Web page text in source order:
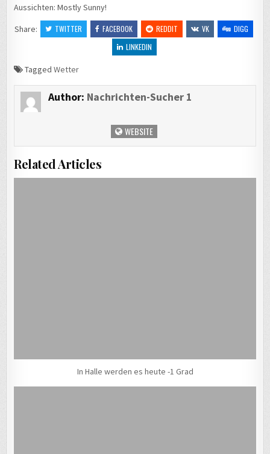
Aussichten: Mostly Sunny!
Share:
TWITTER FACEBOOK REDDIT VK
DIGG
LINKEDIN
TaggedWetter
Author: Nachrichten-Sucher 1
WEBSITE
Related Articles
In Halle werden es heute -1 Grad